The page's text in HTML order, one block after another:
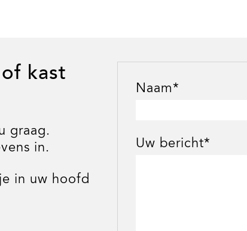
kast
graag.
in.
in uw hoofd
Naam*
Uw bericht*